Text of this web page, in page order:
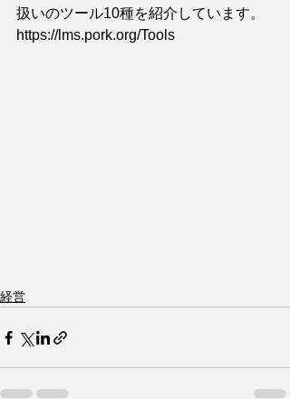
扱いのツール10種を紹介しています。
https://lms.pork.org/Tools
経営